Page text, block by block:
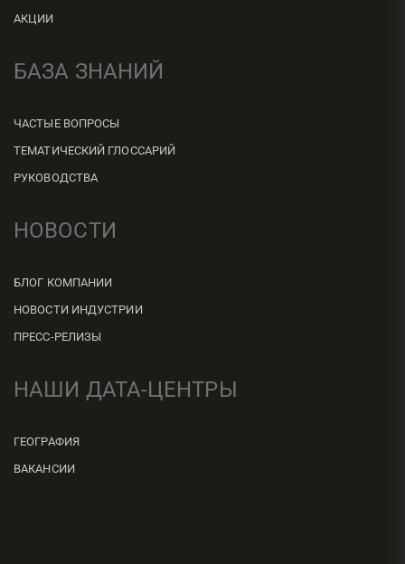
АКЦИИ
БАЗА ЗНАНИЙ
ЧАСТЫЕ ВОПРОСЫ
ТЕМАТИЧЕСКИЙ ГЛОССАРИЙ
РУКОВОДСТВА
НОВОСТИ
БЛОГ КОМПАНИИ
НОВОСТИ ИНДУСТРИИ
ПРЕСС-РЕЛИЗЫ
НАШИ ДАТА-ЦЕНТРЫ
ГЕОГРАФИЯ
ВАКАНСИИ